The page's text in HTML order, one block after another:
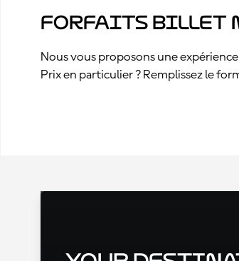
Forfaits billet
Nous vous proposons une
Prix en particulier ? Remplissez le